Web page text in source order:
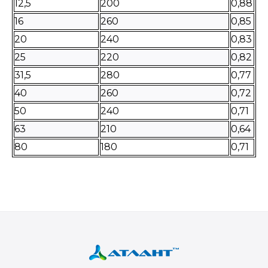
12,5 200
0,88
16
260
0,85
20
240
0,83
25
220
0,82
31,5
280
0,77
40
260
0,72
50
240
0,71
63
210
0,64
80
180 0,71